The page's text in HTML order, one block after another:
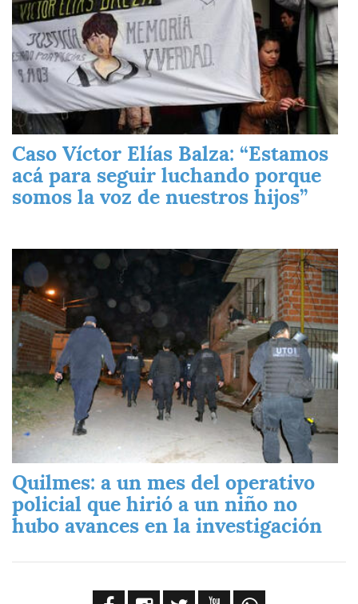
Caso Víctor Elías Balza: “Estamos
acá para seguir luchando porque
somos la voz de nuestros hijos”
Quilmes: a un mes del operativo
policial que hirió a un niño no
hubo avances en la investigación